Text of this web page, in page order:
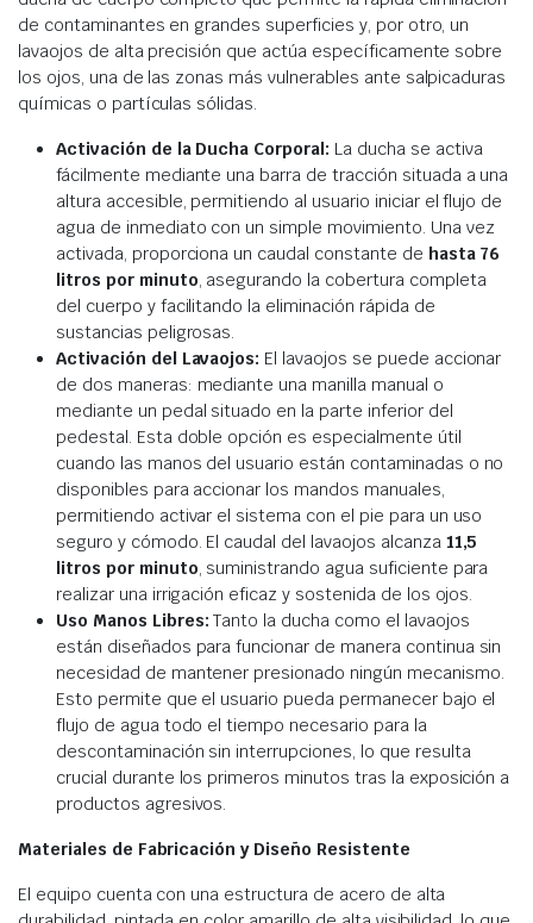
de contaminantes en grandes superficies y, por otro, un
lavaojos de alta precisión que actúa específicamente sobre
los ojos, una de las zonas más vulnerables ante salpicaduras
químicas o partículas sólidas.
Activación de la Ducha Corporal: La ducha se activa
fácilmente mediante una barra de tracción situada a una
altura accesible, permitiendo al usuario iniciar el flujo de
agua de inmediato con un simple movimiento. Una vez
activada, proporciona un caudal constante de hasta 76
litros por minuto, asegurando la cobertura completa
del cuerpo y facilitando la eliminación rápida de
sustancias peligrosas.
Activación del Lavaojos: El lavaojos se puede accionar
de dos maneras: mediante una manilla manual o
mediante un pedal situado en la parte inferior del
pedestal. Esta doble opción es especialmente útil
cuando las manos del usuario están contaminadas o no
disponibles para accionar los mandos manuales,
permitiendo activar el sistema con el pie para un uso
seguro y cómodo. El caudal del lavaojos alcanza 11,5
litros por minuto, suministrando agua suficiente para
realizar una irrigación eficaz y sostenida de los ojos.
Uso Manos Libres: Tanto la ducha como el lavaojos
están diseñados para funcionar de manera continua sin
necesidad de mantener presionado ningún mecanismo.
Esto permite que el usuario pueda permanecer bajo el
flujo de agua todo el tiempo necesario para la
descontaminación sin interrupciones, lo que resulta
crucial durante los primeros minutos tras la exposición a
productos agresivos.
Materiales de Fabricación y Diseño Resistente
El equipo cuenta con una estructura de acero de alta